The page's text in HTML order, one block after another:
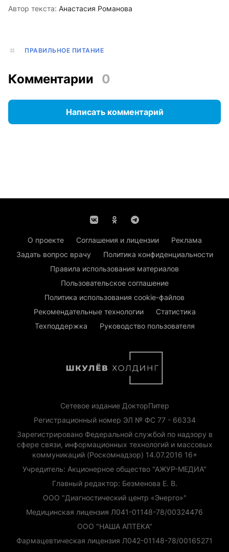
Автор текста: Анастасия Романова
ПРАВИЛЬНОЕ ПИТАНИЕ
Комментарии 0
Написать комментарий
О проекте Соглашения и лицензии
Реклама
Задать вопрос врачу
Политика конфиденциальности
Правила использования материалов
Пользовательское соглашение
Политика использования cookie-файлов
Рекомендательные технологии
Статистика
Техподдержка
Руководство пользователя
Сетевое издание ДокторПитер
Регистрационный номер ЭЛ № ФС 77 - 66334
Зарегистрировано Федеральной службой по надзору в
сфере связи, информационных технологий и массовых
коммуникаций (Роскомнадзор) 14.07.2016 16+
Учредитель: Акционерное общество "АЖУР-МЕДИА"
Главный редактор: Безменова Е. В.
ООО "Диагностический центр «Энерго»"
Медицинская лицензия Л041-01148-78/00324476
ООО "НАША АПТЕКА"
Фармацевтическая лицензия Л042-01148-78/00165271